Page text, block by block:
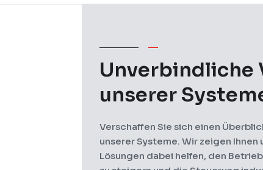
Unverbindliche
unserer
Verschaffen Sie sich einen
unserer Systeme. Wir zeigen
Lösungen dabei helfen, den